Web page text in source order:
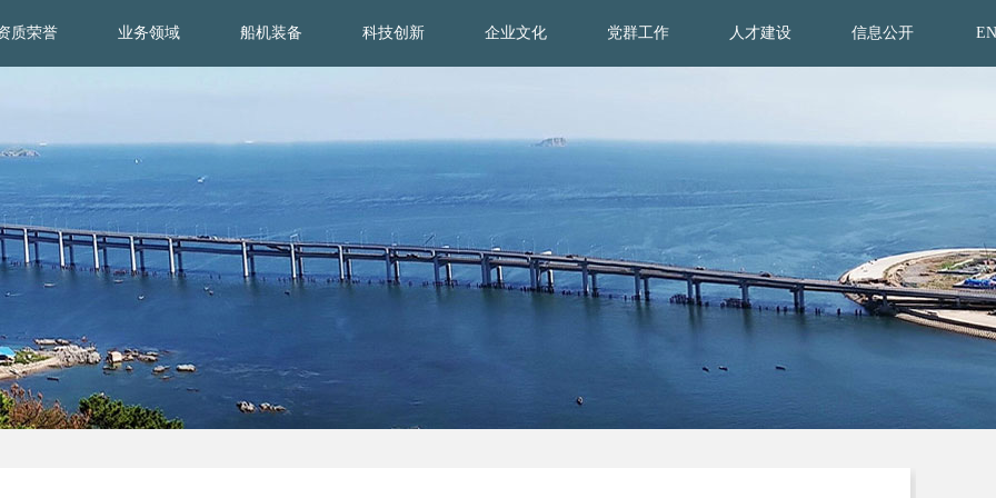
质荣誉 业务领域 船机装备 科技创新 企业文化 党群工作 人才建设 信息公开 EN